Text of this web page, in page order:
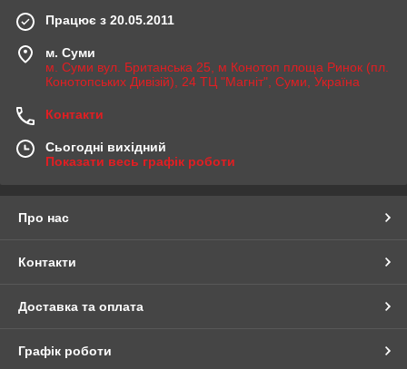
Працює з 20.05.2011
м. Суми
м. Суми вул. Британська 25, м Конотоп площа Ринок (пл.
Конотопських Дивізій), 24 ТЦ "Магніт", Суми, Україна
Контакти
Сьогодні вихідний
Показати весь графік роботи
Про нас
Контакти
Доставка та оплата
Графік роботи